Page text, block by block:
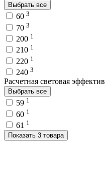
Выбрать все
60 3
70 3
200 1
210 1
220 1
240 3
Расчетная световая
Выбрать все
59 1
60 1
61 1
Показать 3 товара